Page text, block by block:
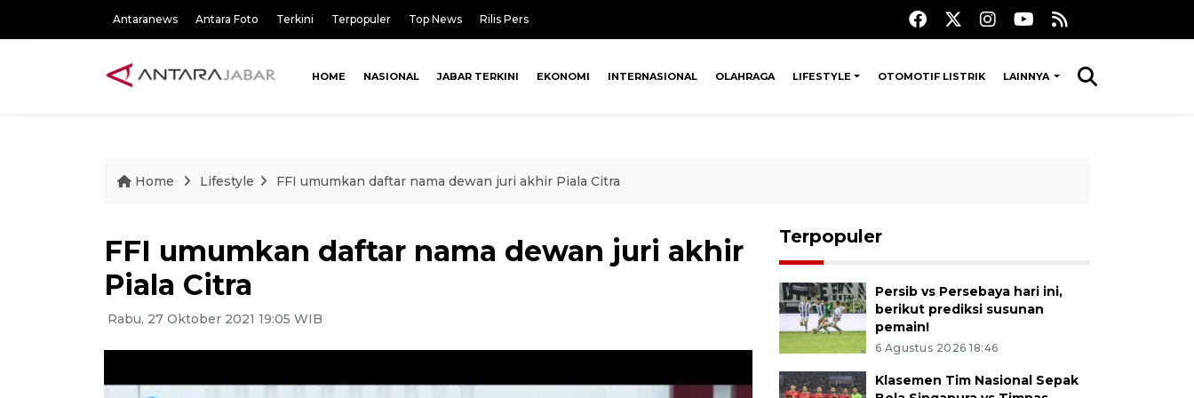
Antaranews Antara Foto Terkini Terpopuler Top News Rilis Pers
HOME NASIONAL JABAR TERKINI EKONOMI INTERNASIONAL OLAHRAGA LIFESTYLE OTOMOTIF LISTRIK LAINNYA
Home Lifestyle FFI umumkan daftar nama dewan juri akhir Piala Citra
FFI umumkan daftar nama dewan juri akhir
Piala Citra
Rabu, 27 Oktober 2021 19:05 WIB
Terpopuler
Persib vs Persebaya hari ini,
berikut prediksi susunan
pemain!
6 Agustus 2026 18:46
Klasemen Tim Nasional Sepak